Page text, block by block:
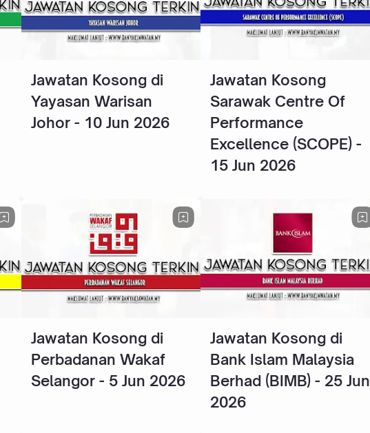
Jawatan Kosong di
Yayasan Warisan
Johor - 10 Jun 2026
Jawatan Kosong
Sarawak Centre Of
Performance
Excellence (SCOPE) -
15 Jun 2026
Jawatan Kosong di
Perbadanan Wakaf
Selangor - 5 Jun 2026
Jawatan Kosong di
Bank Islam Malaysia
Berhad (BIMB) - 25 Jun
2026